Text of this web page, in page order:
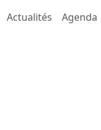
Actualités Agenda